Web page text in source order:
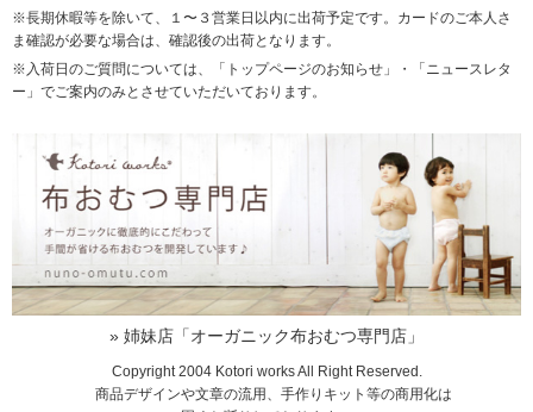
※長期休暇等を除いて、１〜３営業日以内に出荷予定です。カードのご本人さ
ま確認が必要な場合は、確認後の出荷となります。
※入荷日のご質問については、「トップページのお知らせ」・「ニュースレタ
ー」でご案内のみとさせていただいております。
» 姉妹店「オーガニック布おむつ専門店」
Copyright 2004 Kotori works All Right Reserved.
商品デザインや文章の流用、手作りキット等の商用化は